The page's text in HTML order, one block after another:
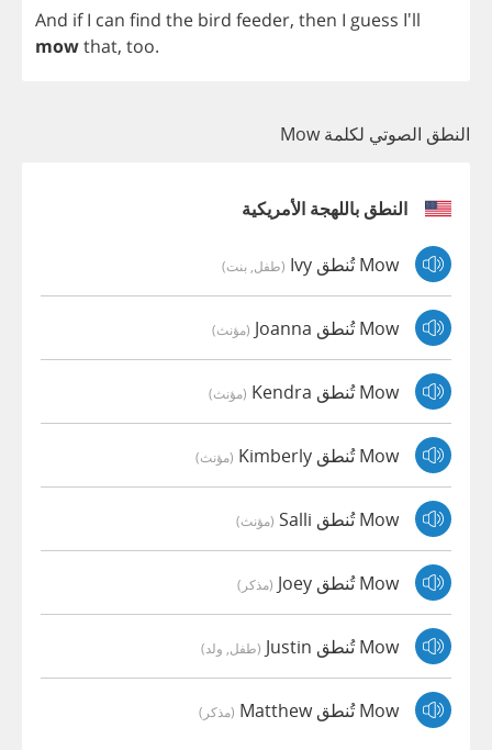
And if I can find the bird feeder, then I guess I'll
mowthat, too.
النطق الصوتي لكلمة Mow
النطق باللهجة الأمريكية
Mow تُنطق Ivy (طفل, بنت)
Mow تُنطق Joanna (مؤنث)
Mow تُنطق Kendra (مؤنث)
Mow تُنطق Kimberly (مؤنث)
Mow تُنطق Salli (مؤنث)
Mow تُنطق Joey (مذكر)
Mow تُنطق Justin (طفل, ولد)
Mow تُنطق Matthew (مذكر)